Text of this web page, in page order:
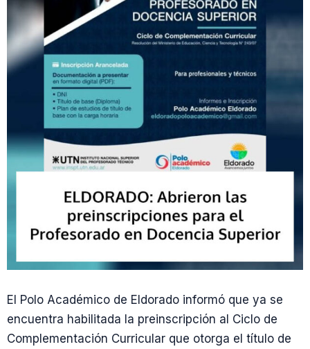
El Polo Académico de Eldorado informó que ya se
encuentra habilitada la preinscripción al Ciclo de
Complementación Curricular que otorga el título de